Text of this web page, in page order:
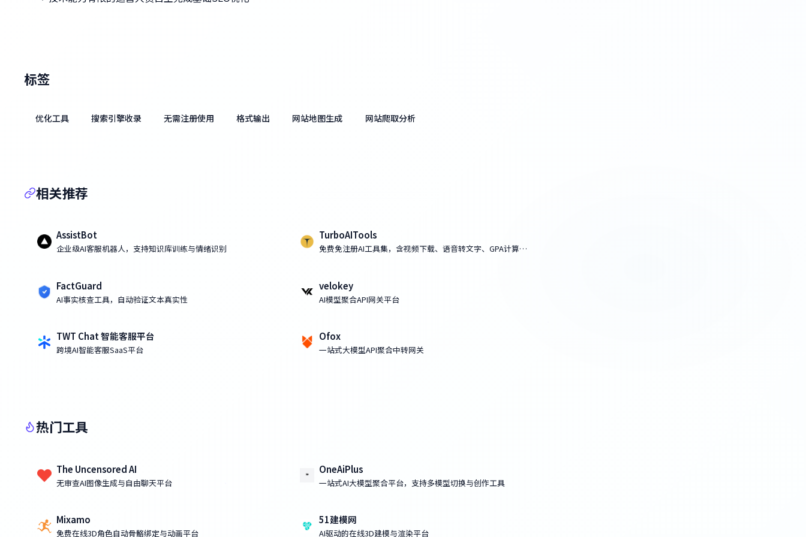
标签
优化工具 搜索引擎收录 无需注册使用 格式输出 网站地图生成 网站爬取分析
相关推荐
AssistBot
企业级AI客服机器人，支持知识库训练与情绪识别
TurboAITools
免费免注册AI工具集，含视频下载、语音转文字、GPA计算、
FactGuard
AI事实核查工具，自动验证文本真实性
velokey
AI模型聚合API网关平台
TWT Chat 智能客服平台
跨境AI智能客服SaaS平台
Ofox
一站式大模型API聚合中转网关
热门工具
The Uncensored AI
无审查AI图像生成与自由聊天平台
OneAiPlus
一站式AI大模型聚合平台，支持多模型切换与创作工具
Mixamo
免费在线3D角色自动骨骼绑定与动画平台
51建模网
AI驱动的在线3D建模与渲染平台